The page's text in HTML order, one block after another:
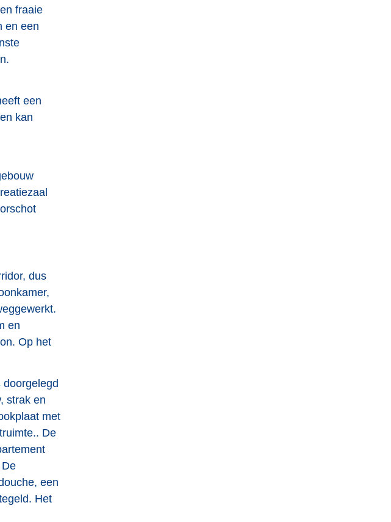
fraaie
en een
een
kan
dus
en
Op het
strak en
met
De
een
Het